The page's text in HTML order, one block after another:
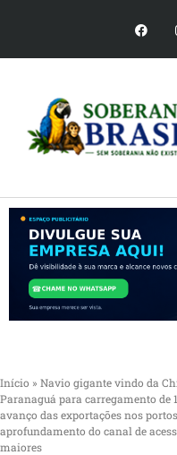
Início » Navio gigante vindo da
Paranaguá para carregamento de
avanço das exportações nos
aprofundamento do canal de
maiores